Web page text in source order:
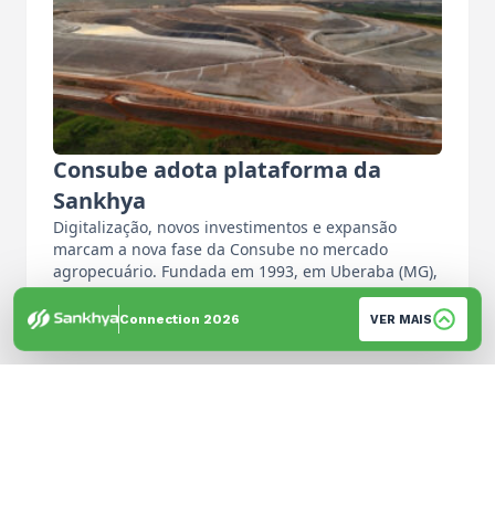
Consube adota plataforma da
Sankhya
Digitalização, novos investimentos e expansão
marcam a nova fase da Consube no mercado
agropecuário. Fundada em 1993, em Uberaba (MG),
…
Por: Equipe de Imprensa
Connection 2026 VER MAIS